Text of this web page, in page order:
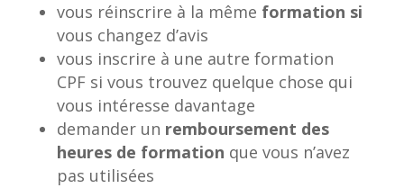
vous réinscrire à la même formation si
vous changez d’avis
vous inscrire à une autre formation
CPF si vous trouvez quelque chose qui
vous intéresse davantage
demander un remboursement des
heures de formation que vous n’avez
pas utilisées